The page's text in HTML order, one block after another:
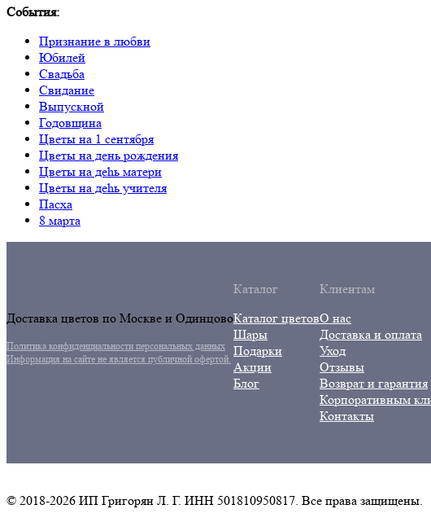
События:
Признание в любви
Юбилей
Свадьба
Свидание
Выпускной
Годовщина
Цветы на 1 сентября
Цветы на день рождения
Цветы на дehь матери
Цветы на деhь учителя
Пасха
8 марта
Доставка цветов по Москве и Oдинцово
Политика конфиденциальности персональных данных
Информация на сайте не является публичной офертой.
Кaталог
Катaлог цветов
Шары
Подарки
Акции
Блог
Клиентам
О нас
Доставка и оплата
Уход
Отзывы
Возврат и гарантия
Корпоративным
Контакты
© 2018-2026 ИП Григорян Л. Г. ИНН 501810950817. Все права защищены.